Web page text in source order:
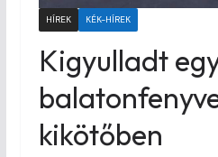
HÍREK KÉK-HÍREK
Kigyulladt
kikötőben